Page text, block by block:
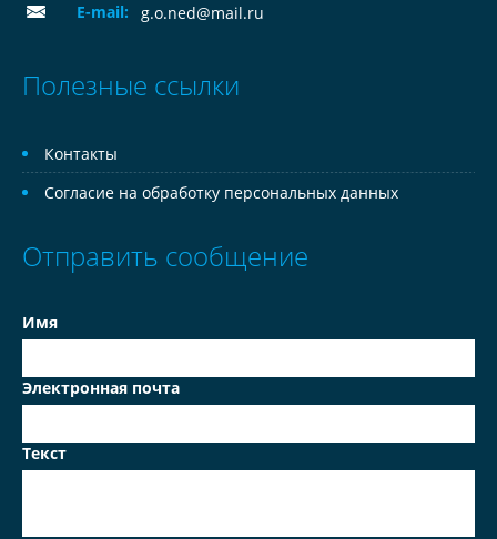
E-mail:
g.o.ned@mail.ru
Полезные ссылки
Контакты
Согласие на обработку персональных данных
Отправить сообщение
Имя
Электронная почта
Текст